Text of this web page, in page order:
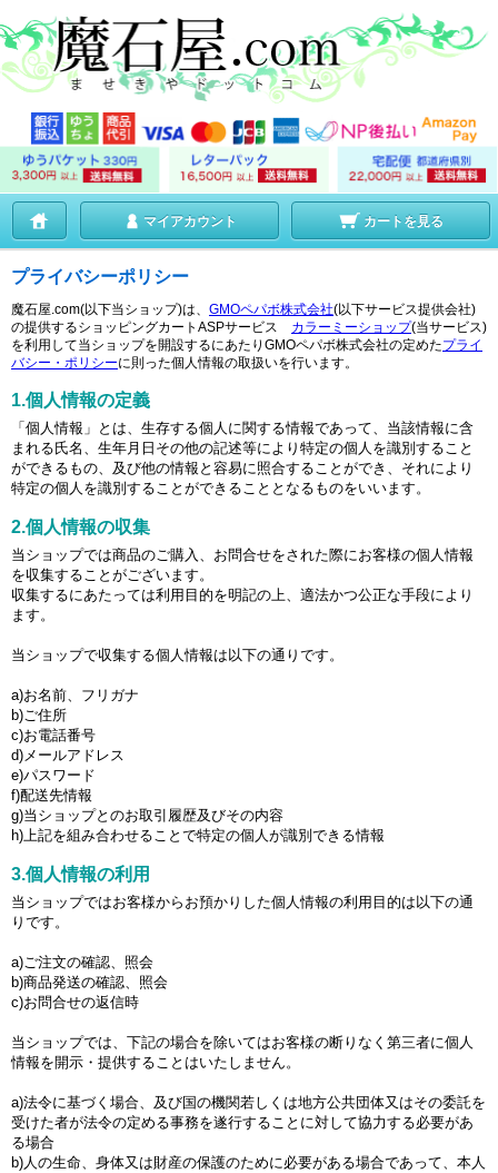
マイアカウント カートを見る
プライバシーポリシー
魔石屋.com(以下当ショップ)は、 GMOペパボ株式会社(以下サービス提供会社)
の提供するショッピングカートASPサービス カラーミーショップ(当サービス)
を利用して当ショップを開設するにあたりGMOペパボ株式会社の定めたプライ
バシー・ポリシーに則った個人情報の取扱いを行います。
1.個人情報の定義
「個人情報」とは、生存する個人に関する情報であって、当該情報に含
まれる氏名、生年月日その他の記述等により特定の個人を識別すること
ができるもの、及び他の情報と容易に照合することができ、それにより
特定の個人を識別することができることとなるものをいいます。
2.個人情報の収集
当ショップでは商品のご購入、お問合せをされた際にお客様の個人情報
を収集することがございます。
収集するにあたっては利用目的を明記の上、適法かつ公正な手段により
ます。
当ショップで収集する個人情報は以下の通りです。
a)お名前、フリガナ
b)ご住所
c)お電話番号
d)メールアドレス
e)パスワード
f)配送先情報
g)当ショップとのお取引履歴及びその内容
h)上記を組み合わせることで特定の個人が識別できる情報
3.個人情報の利用
当ショップではお客様からお預かりした個人情報の利用目的は以下の通
りです。
a)ご注文の確認、照会
b)商品発送の確認、照会
c)お問合せの返信時
当ショップでは、下記の場合を除いてはお客様の断りなく第三者に個人
情報を開示・提供することはいたしません。
a)法令に基づく場合、及び国の機関若しくは地方公共団体又はその委託を
受けた者が法令の定める事務を遂行することに対して協力する必要があ
る場合
b)人の生命、身体又は財産の保護のために必要がある場合であって、本人